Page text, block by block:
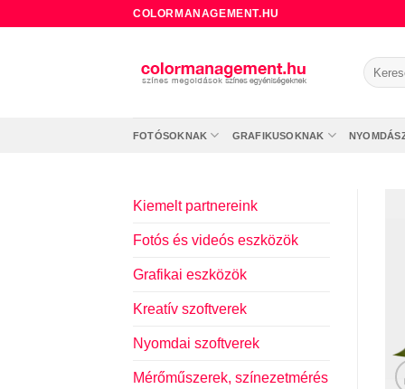
COLORMANAGEMENT.HU
Keresés
a
FOTÓSOKNAK GRAFIKUSOKNAK
Kiemelt partnereink
Fotós és videós eszközök
Grafikai eszközök
Kreatív szoftverek
Nyomdai szoftverek
Mérőműszerek, színezetmérés